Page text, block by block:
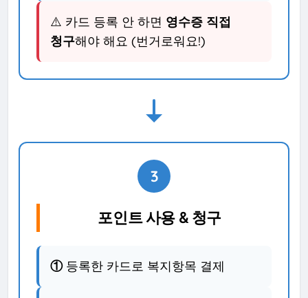
⚠️ 카드 등록 안 하면 영수증 직접
청구해야 해요 (번거로워요!)
3
포인트 사용 & 청구
①등록한 카드로 복지항목 결제